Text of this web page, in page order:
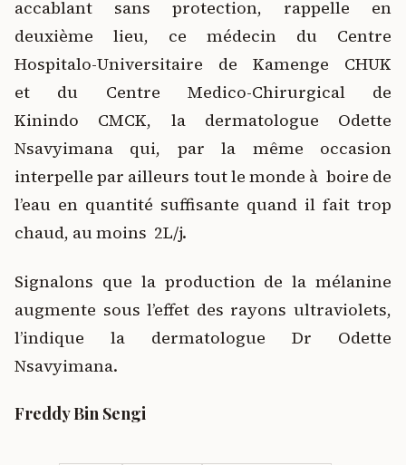
accablant sans protection, rappelle en
deuxième lieu, ce médecin du Centre
Hospitalo-Universitaire de Kamenge CHUK
et du Centre Medico-Chirurgical de
Kinindo
CMCK, la dermatologue Odette
Nsavyimana qui, par la même occasion
interpelle par ailleurs tout le monde à boire de
l’eau en quantité suffisante quand il fait trop
chaud, au moins 2L/j.
Signalons que la production de la mélanine
augmente sous l’effet des rayons ultraviolets,
l’indique la dermatologue Dr Odette
Nsavyimana.
Freddy Bin Sengi